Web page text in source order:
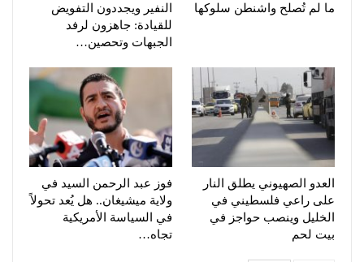
ما لم تُصلح واشنطن سلوكها
النفير ويجددون التفويض
للقيادة: جاهزون لرفد
الجبهات وتحصين…
العدو الصهيوني يطلق النار
على راعي فلسطيني في
الخليل وينصب حواجز في
بيت لحم
فوز عبد الرحمن السيد في
ولاية ميشيغان.. هل يُعد تحولاً
في السياسة الأمريكية
تجاه…